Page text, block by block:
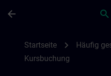
arrow_back search
Startseite chevron_right Häufig
Kursbuchung